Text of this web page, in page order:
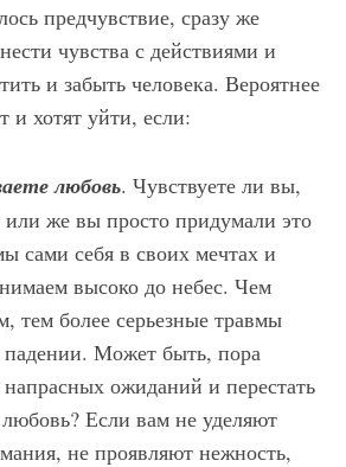
предчувствие, сразу же
чувства с действиями и
и забыть человека. Вероятнее
и хотят уйти, если:
любовь. Чувствуете ли вы,
или же вы просто придумали это
сами себя в своих мечтах и
высоко до небес. Чем
тем более серьезные травмы
Может быть, пора
напрасных ожиданий и перестать
Если вам не уделяют
не проявляют нежность,